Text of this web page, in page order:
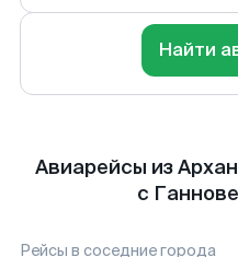
Найти
Авиарейсы из
с
Рейсы в соседние города